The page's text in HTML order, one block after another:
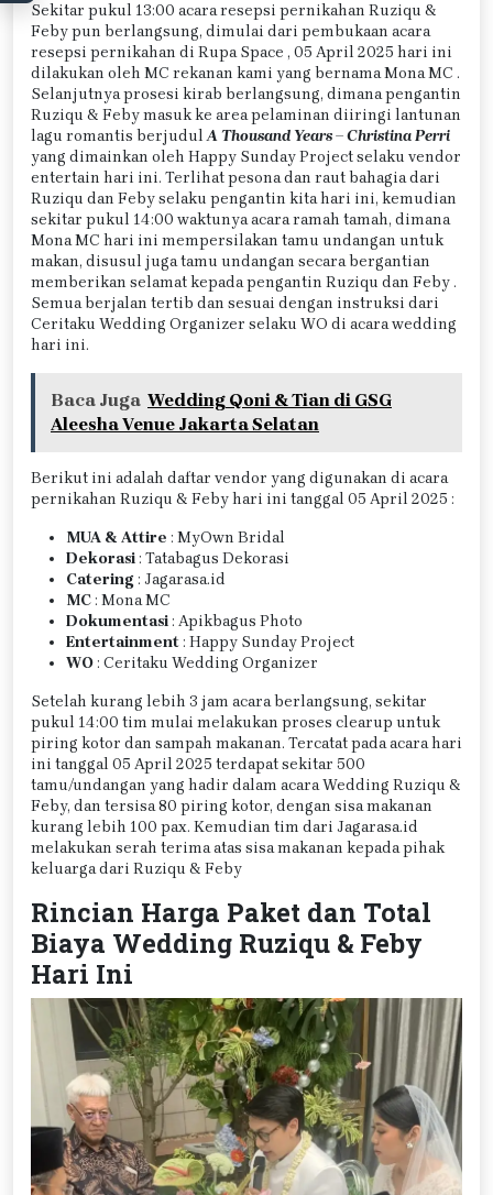
Sekitar pukul 13:00 acara resepsi pernikahan Ruziqu &
Feby pun berlangsung, dimulai dari pembukaan acara
resepsi pernikahan di Rupa Space , 05 April 2025 hari ini
dilakukan oleh MC rekanan kami yang bernama Mona MC .
Selanjutnya prosesi kirab berlangsung, dimana pengantin
Ruziqu & Feby masuk ke area pelaminan diiringi lantunan
lagu romantis berjudulA Thousand Years – Christina Perri
yang dimainkan oleh Happy Sunday Project selaku vendor
entertain hari ini. Terlihat pesona dan raut bahagia dari
Ruziqu dan Feby selaku pengantin kita hari ini, kemudian
sekitar pukul 14:00 waktunya acara ramah tamah, dimana
Mona MC hari ini mempersilakan tamu undangan untuk
makan, disusul juga tamu undangan secara bergantian
memberikan selamat kepada pengantin Ruziqu dan Feby .
Semua berjalan tertib dan sesuai dengan instruksi dari
Ceritaku Wedding Organizer selaku WO di acara wedding
hari ini.
Baca Juga Wedding Qoni & Tian di GSG
Aleesha Venue Jakarta Selatan
Berikut ini adalah daftar vendor yang digunakan di acara
pernikahan Ruziqu & Feby hari ini tanggal 05 April 2025 :
MUA & Attire : MyOwn Bridal
Dekorasi: Tatabagus Dekorasi
Catering: Jagarasa.id
MC: Mona MC
Dokumentasi: Apikbagus Photo
Entertainment: Happy Sunday Project
WO: Ceritaku Wedding Organizer
Setelah kurang lebih 3 jam acara berlangsung, sekitar
pukul 14:00 tim mulai melakukan proses clearup untuk
piring kotor dan sampah makanan. Tercatat pada acara hari
ini tanggal 05 April 2025 terdapat sekitar 500
tamu/undangan yang hadir dalam acara Wedding Ruziqu &
Feby, dan tersisa 80 piring kotor, dengan sisa makanan
kurang lebih 100 pax. Kemudian tim dari Jagarasa.id
melakukan serah terima atas sisa makanan kepada pihak
keluarga dari Ruziqu & Feby
Rincian Harga Paket dan Total
Biaya Wedding Ruziqu & Feby
Hari Ini